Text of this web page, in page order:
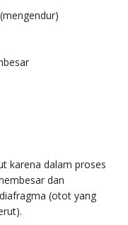
karena dalam proses
dan
(otot yang